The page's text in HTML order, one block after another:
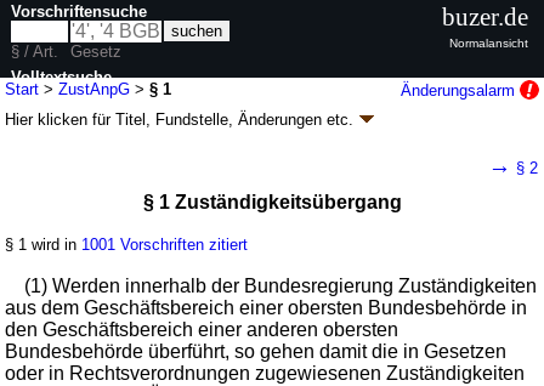
Start >ZustAnpG >§ 1
Änderungsalarm
Hier klicken fürTitel, Fundstelle, Änderungen etc.
Artikel 1 G. v. 16.08.2002BGBl. I S. 3165; zuletzt geändert durch
Geltung ab 21.08.2002; FNA: 1103-7
wird in 1222 Vorschriften zitiert
→ § 2
§ 1 Zuständigkeitsübergang
§ 1 wird in 1001 Vorschriften zitiert
(1) Werden innerhalb der Bundesregierung Zuständigkeiten
aus dem Geschäftsbereich einer obersten Bundesbehörde in
den Geschäftsbereich einer anderen obersten
Bundesbehörde überführt, so gehen damit die in Gesetzen
oder in Rechtsverordnungen zugewiesenen Zuständigkeiten
Vorschriftensuche
§ / Art.
Gesetz
Volltextsuche
nur in ZustAnpG
buzer.de
Normalansicht